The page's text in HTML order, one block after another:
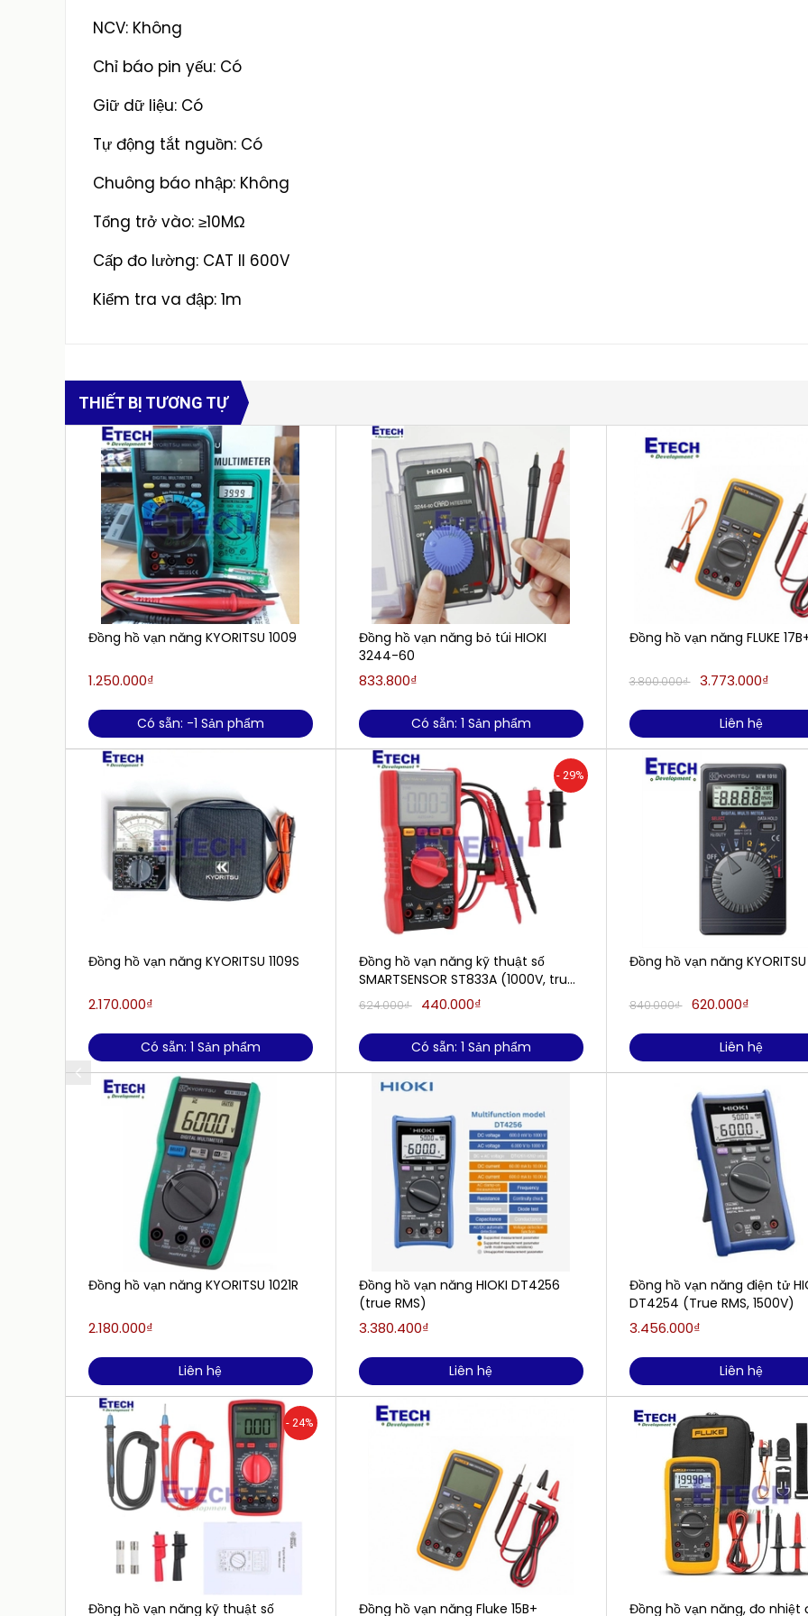
NCV: Không
Chỉ báo pin yếu: Có
Giữ dữ liệu: Có
Tự động tắt nguồn: Có
Chuông báo nhập: Không
Tổng trở vào: ≥10MΩ
Cấp đo lường: CAT II 600V
Kiểm tra va đập: 1m
THIẾT BỊ TƯƠNG TỰ
Đồng hồ vạn năng KYORITSU 1009
1.250.000₫
Có sẵn: -1 Sản phẩm
Đồng hồ vạn năng KYORITSU 1109S
2.170.000₫
Có sẵn: 1 Sản phẩm
Đồng hồ vạn năng KYORITSU 1021R
2.180.000₫
Liên hệ
- 24%
Đồng hồ vạn năng kỹ thuật số
Đồng hồ vạn năng bỏ túi HIOKI
3244-60
833.800₫
Có sẵn: 1 Sản phẩm
- 29%
Đồng hồ vạn năng kỹ thuật số
SMARTSENSOR ST833A (1000V, true
RMS)
624.000₫ 440.000₫
Có sẵn: 1 Sản phẩm
Đồng hồ vạn năng HIOKI DT4256
(true RMS)
3.380.400₫
Liên hệ
Đồng hồ vạn năng Fluke 15B+
Đồng hồ vạn năng FLUKE
3.800.000₫ 3.773.000₫
Liên hệ
Đồng hồ vạn năng KYORITSU
840.000₫ 620.000₫
Liên hệ
Đồng hồ vạn năng điện tử
DT4254 (True RMS, 1500V)
3.456.000₫
Liên hệ
Đồng hồ vạn năng, đo nhiệt